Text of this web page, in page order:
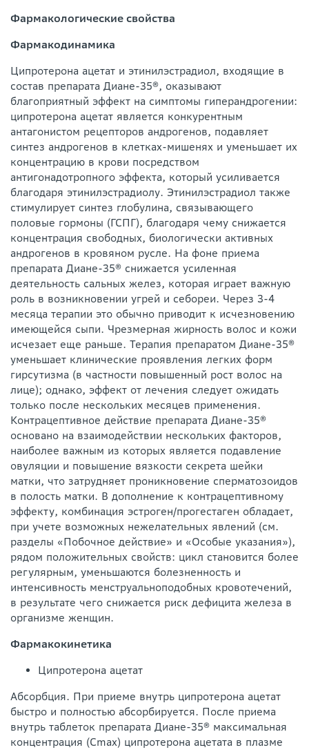
Фармакологические свойства
Фармакодинамика
Ципротерона ацетат и этинилэстрадиол, входящие в
состав препарата Диане-35®, оказывают
благоприятный эффект на симптомы гиперандрогении:
ципротерона ацетат является конкурентным
антагонистом рецепторов андрогенов, подавляет
синтез андрогенов в клетках-мишенях и уменьшает их
концентрацию в крови посредством
антигонадотропного эффекта, который усиливается
благодаря этинилэстрадиолу. Этинилэстрадиол также
стимулирует синтез глобулина, связывающего
половые гормоны (ГСПГ), благодаря чему снижается
концентрация свободных, биологически активных
андрогенов в кровяном русле. На фоне приема
препарата Диане-35® снижается усиленная
деятельность сальных желез, которая играет важную
роль в возникновении угрей и себореи. Через 3-4
месяца терапии это обычно приводит к исчезновению
имеющейся сыпи. Чрезмерная жирность волос и кожи
исчезает еще раньше. Терапия препаратом Диане-35®
уменьшает клинические проявления легких форм
гирсутизма (в частности повышенный рост волос на
лице); однако, эффект от лечения следует ожидать
только после нескольких месяцев применения.
Контрацептивное действие препарата Диане-35®
основано на взаимодействии нескольких факторов,
наиболее важным из которых является подавление
овуляции и повышение вязкости секрета шейки
матки, что затрудняет проникновение сперматозоидов
в полость матки. В дополнение к контрацептивному
эффекту, комбинация эстроген/прогестаген обладает,
при учете возможных нежелательных явлений (см.
разделы «Побочное действие» и «Особые указания»),
рядом положительных свойств: цикл становится более
регулярным, уменьшаются болезненность и
интенсивность менструальноподобных кровотечений,
в результате чего снижается риск дефицита железа в
организме женщин.
Фармакокинетика
Ципротерона ацетат
Абсорбция. При приеме внутрь ципротерона ацетат
быстро и полностью абсорбируется. После приема
внутрь таблеток препарата Диане-35® максимальная
концентрация (Cmax) ципротерона ацетата в плазме